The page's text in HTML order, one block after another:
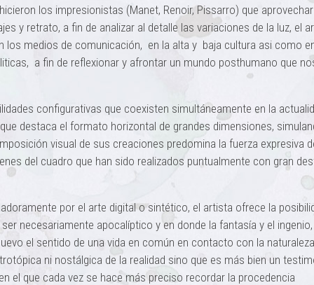
los impresionistas (Manet, Renoir, Pissarro) que
y retrato, a fin de analizar al detalle las variaciones de la luz, el
los medios de comunicación, en la alta y baja cultura asi como
a fin de reflexionar y afrontar un mundo posthumano que
configurativas que coexisten simultáneamente en la
destaca el formato horizontal de grandes dimensiones,
visual de sus creaciones predomina la fuerza expresiva
del cuadro que han sido realizados puntualmente con gran
por el arte digital o sintético, el artista ofrece la
necesariamente apocalíptico y en donde la fantasía y el ingenio,
el sentido de una vida en común en contacto con la
ni nostálgica de la realidad sino que es más bien un
el que cada vez se hace más preciso recordar la procedencia